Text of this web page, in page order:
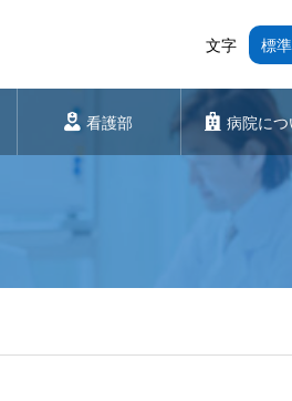
文字 標準
看護部 病院につ